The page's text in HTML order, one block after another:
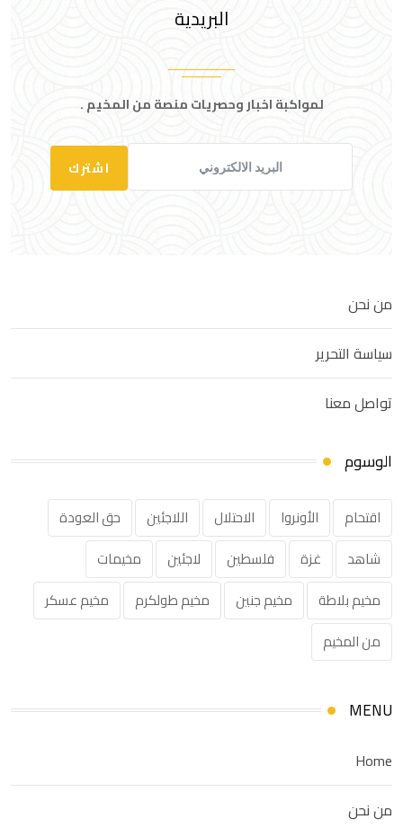
البريدية
لمواكبة اخبار وحصريات منصة من المخيم .
اشترك
من نحن
سياسة التحرير
تواصل معنا
الوسوم
اقتحام الأونروا الاحتلال اللاجئين
حق العودة
شاهد
غزة فلسطين لاجئين
مخيمات
مخيم بلاطة
مخيم جنين مخيم طولكرم
مخيم عسكر
من المخيم
MENU
Home
من نحن